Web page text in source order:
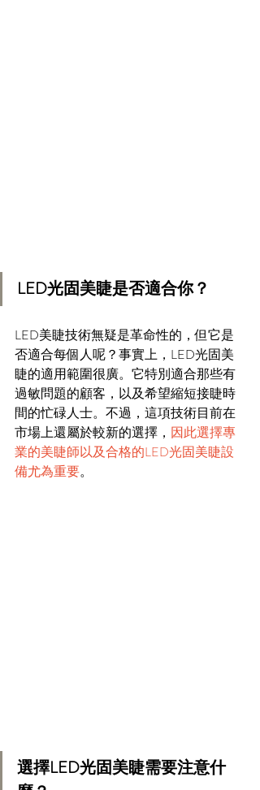
LED光固美睫是否適合你？
LED美睫技術無疑是革命性的，但它是
否適合每個人呢？事實上，LED光固美
睫的適用範圍很廣。它特別適合那些有
過敏問題的顧客，以及希望縮短接睫時
間的忙碌人士。不過，這項技術目前在
市場上還屬於較新的選擇， 因此選擇專
業的美睫師以及合格的LED光固美睫設
備尤為重要。
選擇LED光固美睫需要注意什